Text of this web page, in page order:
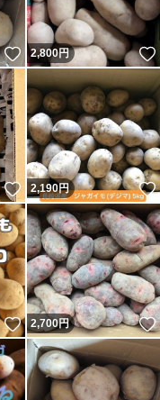
いいね！
2,800円
いいね！
2,190円
いいね！
2,700円